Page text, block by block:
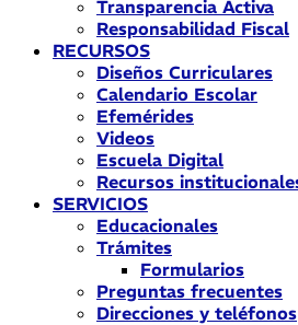
Transparencia Activa
Responsabilidad Fiscal
RECURSOS
Diseños Curriculares
Calendario Escolar
Efemérides
Videos
Escuela Digital
Recursos
SERVICIOS
Educacionales
Trámites
Formularios
Preguntas frecuentes
Direcciones y teléfonos